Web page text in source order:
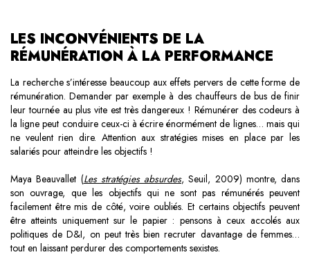
LES INCONVÉNIENTS DE LA
RÉMUNÉRATION À LA PERFORMANCE
La recherche s’intéresse beaucoup aux effets pervers de cette forme de
rémunération. Demander par exemple à des chauffeurs de bus de finir
leur tournée au plus vite est très dangereux ! Rémunérer des codeurs à
la ligne peut conduire ceux-ci à écrire énormément de lignes… mais qui
ne veulent rien dire. Attention aux stratégies mises en place par les
salariés pour atteindre les objectifs !
Maya Beauvallet (Les stratégies absurdes, Seuil, 2009) montre, dans
son ouvrage, que les objectifs qui ne sont pas rémunérés peuvent
facilement être mis de côté, voire oubliés. Et certains objectifs peuvent
être atteints uniquement sur le papier : pensons à ceux accolés aux
politiques de D&I, on peut très bien recruter davantage de femmes…
tout en laissant perdurer des comportements sexistes.